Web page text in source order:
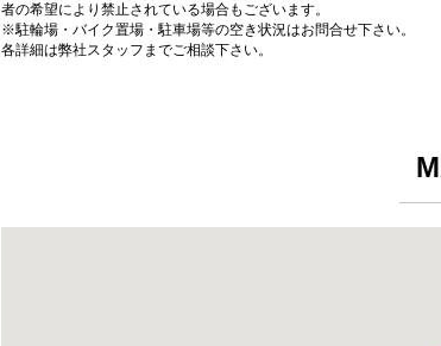
者の希望により禁止されている場合もございます。
※駐輪場・バイク置場・駐車場等の空き状況はお問合せ下さい。
各詳細は弊社スタッフまでご相談下さい。